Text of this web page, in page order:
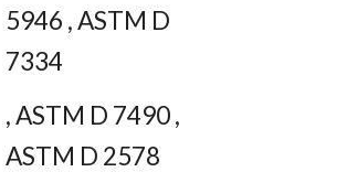
5946 , ASTM D
7334
, ASTM D 7490 ,
ASTM D 2578